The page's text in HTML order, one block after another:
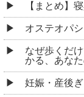
【まとめ】
オステオパ
なぜ歩くだ
かる、あな
妊娠・産後